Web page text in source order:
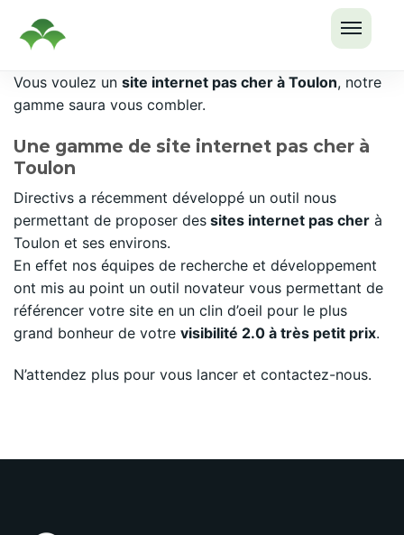
LE
Passer
au
Vous voulez un site internet pas cher à Toulon, notre
gamme saura vous combler.
Une gamme de site internet pas cher à
Toulon
Directivs a récemment développé un outil nous
permettant de proposer des sites internet pas cher à
Toulon et ses environs.
En effet nos équipes de recherche et développement
ont mis au point un outil novateur vous permettant de
référencer votre site en un clin d’oeil pour le plus
grand bonheur de votre visibilité 2.0 à très petit prix.
N’attendez plus pour vous lancer et contactez-nous.